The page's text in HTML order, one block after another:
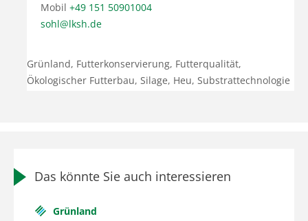
Mobil +49 151 50901004
sohl@lksh.de
Grünland, Futterkonservierung, Futterqualität,
Ökologischer Futterbau, Silage, Heu, Substrattechnologie
Das könnte Sie auch interessieren
Grünland